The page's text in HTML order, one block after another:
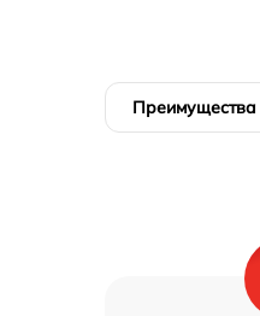
Преимущества